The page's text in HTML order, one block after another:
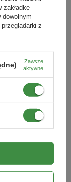
KOSZYKA
Grow Tray 576
zakładkę
dowolnym
z
Zawsze
aktywne